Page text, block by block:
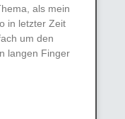
als mein
in letzter Zeit
um den
langen Finger